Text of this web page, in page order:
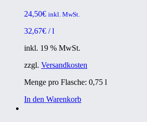
24,50€ inkl. MwSt.
32,67€ /l
inkl. 19 % MwSt.
zzgl. Versandkosten
Menge pro Flasche: 0,75 l
In den Warenkorb